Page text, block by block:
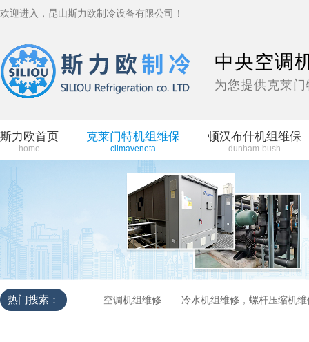
欢迎进入，昆山斯力欧制冷设备有限公司！
中央空调
为您提供克莱
斯力欧首页
home
克莱门特机组维保
climaveneta
顿汉布什机组维保
dunham-bush
热门搜索： 空调机组维修 冷水机组维修，螺杆压缩机